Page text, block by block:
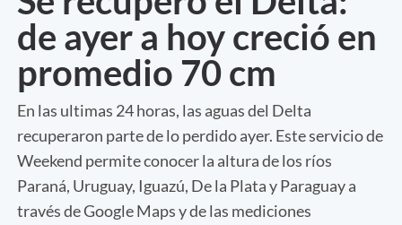
de ayer a hoy creció en
promedio 70 cm
En las ultimas 24 horas, las aguas del Delta
recuperaron parte de lo perdido ayer. Este servicio de
Weekend permite conocer la altura de los ríos
Paraná, Uruguay, Iguazú, De la Plata y Paraguay a
través de Google Maps y de las mediciones